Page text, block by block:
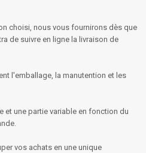
choisi, nous vous fournirons dès que
de suivre en ligne la livraison de
l'emballage, la manutention et les
et une partie variable en fonction du
vos achats en une unique